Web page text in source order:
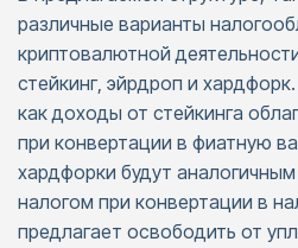
различные варианты
криптовалютной
стейкинг, эйрдроп и
как доходы от стейкинга
при конвертации в фиатную
хардфорки будут
налогом при конвертации в
предлагает освободить от